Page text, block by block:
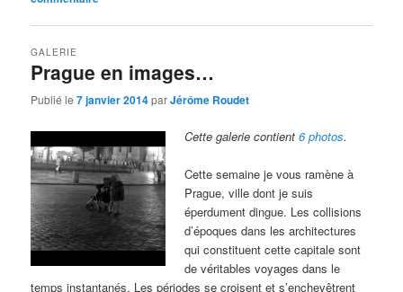
Prague en images…
GALERIE
Publié le7 janvier 2014parJérôme Roudet
Cette galerie contient6 photos.
Cette semaine je vous ramène à
Prague, ville dont je suis
éperdument dingue. Les collisions
d’époques dans les architectures
qui constituent cette capitale sont
de véritables voyages dans le
temps instantanés. Les périodes se croisent et s’enchevêtrent